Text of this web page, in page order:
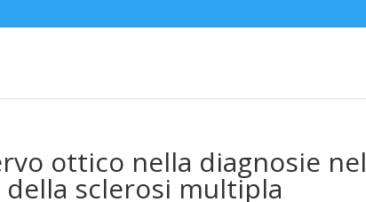
ottico nella diagnosie nel
sclerosi multipla